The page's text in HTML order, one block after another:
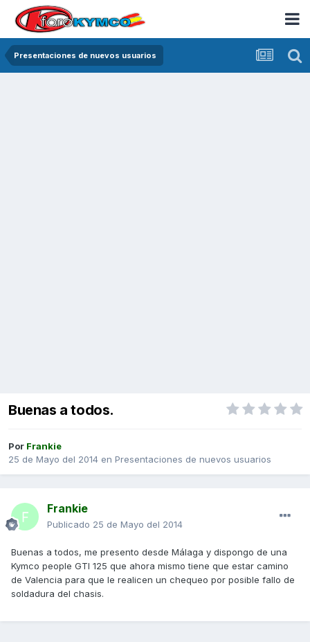
Presentaciones de nuevos usuarios
Buenas a todos.
Por Frankie
25 de Mayo del 2014 en Presentaciones de nuevos usuarios
Frankie
Publicado 25 de Mayo del 2014
Buenas a todos, me presento desde Málaga y dispongo de una
Kymco people GTI 125 que ahora mismo tiene que estar camino
de Valencia para que le realicen un chequeo por posible fallo de
soldadura del chasis.